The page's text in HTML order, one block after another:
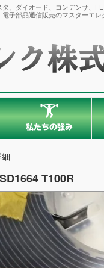
、ダイオード、コンデンサ、
子部品通信販売のマスターエ
T100R